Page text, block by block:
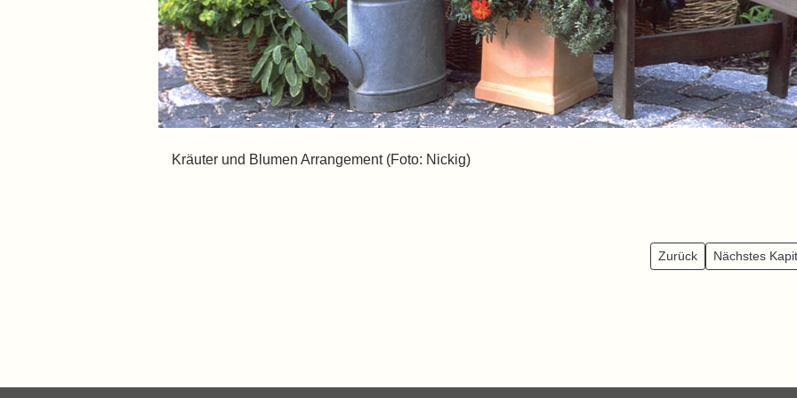
Kräuter und Blumen Arrangement (Foto: Nickig)
Zurück Nächstes